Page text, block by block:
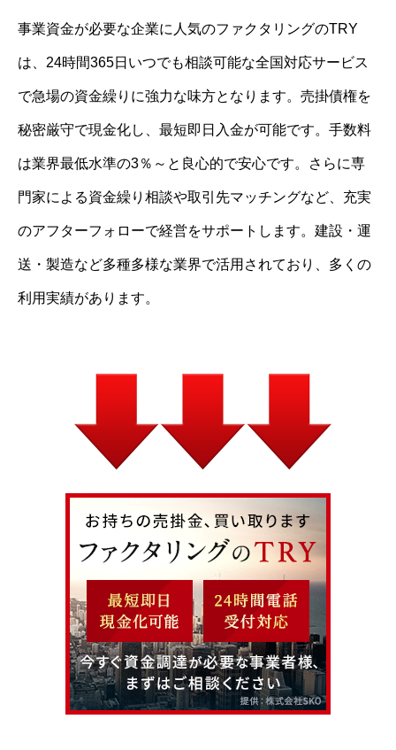
事業資金が必要な企業に人気のファクタリングのTRY
は、24時間365日いつでも相談可能な全国対応サービス
で急場の資金繰りに強力な味方となります。売掛債権を
秘密厳守で現金化し、最短即日入金が可能です。手数料
は業界最低水準の3％～と良心的で安心です。さらに専
門家による資金繰り相談や取引先マッチングなど、充実
のアフターフォローで経営をサポートします。建設・運
送・製造など多種多様な業界で活用されており、多くの
利用実績があります。